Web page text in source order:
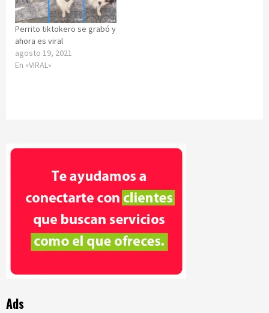
Perrito tiktokero se grabó y
ahora es viral
agosto 19, 2021
En «VIRAL»
Ads